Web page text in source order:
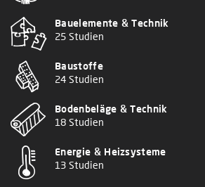
Bauelemente & Technik
25 Studien
Baustoffe
24 Studien
Bodenbeläge & Technik
18 Studien
Energie & Heizsysteme
13 Studien